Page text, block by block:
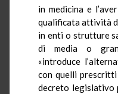
in medicina e
qualificata attività
in enti o strutture
di media o
«introduce
con quelli prescritti
decreto legislativo